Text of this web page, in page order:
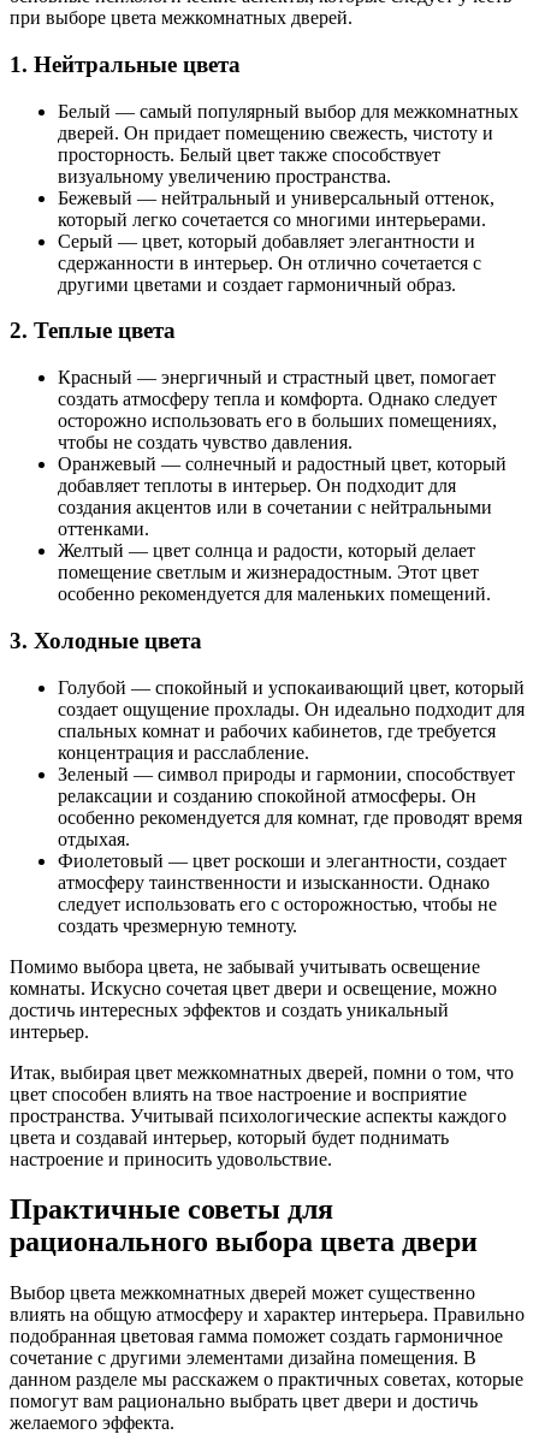
при выборе цвета межкомнатных дверей.
1. Нейтральные цвета
Белый — самый популярный выбор для межкомнатных
дверей. Он придает помещению свежесть, чистоту и
просторность. Белый цвет также способствует
визуальному увеличению пространства.
Бежевый — нейтральный и универсальный оттенок,
который легко сочетается со многими интерьерами.
Серый — цвет, который добавляет элегантности и
сдержанности в интерьер. Он отлично сочетается с
другими цветами и создает гармоничный образ.
2. Теплые цвета
Красный — энергичный и страстный цвет, помогает
создать атмосферу тепла и комфорта. Однако следует
осторожно использовать его в больших помещениях,
чтобы не создать чувство давления.
Оранжевый — солнечный и радостный цвет, который
добавляет теплоты в интерьер. Он подходит для
создания акцентов или в сочетании с нейтральными
оттенками.
Желтый — цвет солнца и радости, который делает
помещение светлым и жизнерадостным. Этот цвет
особенно рекомендуется для маленьких помещений.
3. Холодные цвета
Голубой — спокойный и успокаивающий цвет, который
создает ощущение прохлады. Он идеально подходит для
спальных комнат и рабочих кабинетов, где требуется
концентрация и расслабление.
Зеленый — символ природы и гармонии, способствует
релаксации и созданию спокойной атмосферы. Он
особенно рекомендуется для комнат, где проводят время
отдыхая.
Фиолетовый — цвет роскоши и элегантности, создает
атмосферу таинственности и изысканности. Однако
следует использовать его с осторожностью, чтобы не
создать чрезмерную темноту.
Помимо выбора цвета, не забывай учитывать освещение
комнаты. Искусно сочетая цвет двери и освещение, можно
достичь интересных эффектов и создать уникальный
интерьер.
Итак, выбирая цвет межкомнатных дверей, помни о том, что
цвет способен влиять на твое настроение и восприятие
пространства. Учитывай психологические аспекты каждого
цвета и создавай интерьер, который будет поднимать
настроение и приносить удовольствие.
Практичные советы для
рационального выбора цвета двери
Выбор цвета межкомнатных дверей может существенно
влиять на общую атмосферу и характер интерьера. Правильно
подобранная цветовая гамма поможет создать гармоничное
сочетание с другими элементами дизайна помещения. В
данном разделе мы расскажем о практичных советах, которые
помогут вам рационально выбрать цвет двери и достичь
желаемого эффекта.